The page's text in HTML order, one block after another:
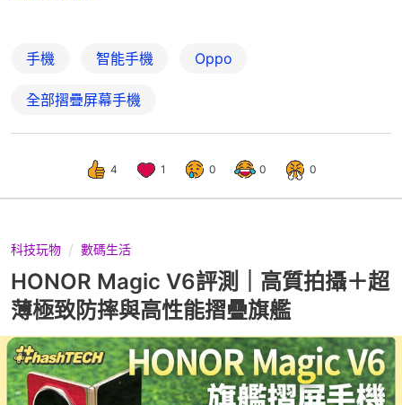
手機 智能手機 Oppo
全部摺疊屏幕手機
4 1 0 0 0
科技玩物 數碼生活
HONOR Magic V6評測｜高質拍攝＋超
薄極致防摔與高性能摺疊旗艦